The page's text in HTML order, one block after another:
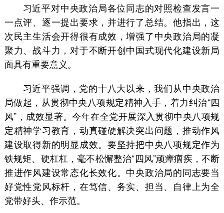
习近平对中央政治局各位同志的对照检查发言一
一点评、逐一提出要求，并进行了总结。他指出，这
次民主生活会开得很有成效，增强了中央政治局的凝
聚力、战斗力，对于不断开创中国式现代化建设新局
面具有重要意义。
习近平强调，党的十八大以来，我们从中央政治
局做起，从贯彻中央八项规定精神入手，着力纠治“四
风”，成效显著。今年在全党开展深入贯彻中央八项规
定精神学习教育，动真碰硬解决突出问题，推动作风
建设取得新的明显成效。要坚持把中央八项规定作为
铁规矩、硬杠杠，毫不松懈整治“四风”顽瘴痼疾，不断
推进作风建设常态化长效化。中央政治局的同志要当
好党性党风标杆，在笃信、务实、担当、自律上为全
党带好头、作示范。